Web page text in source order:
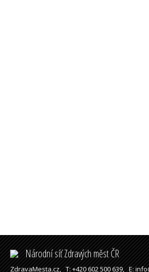
Národní síť Zdravých měst ČR
ZdravaMesta.cz,T: +420 602 500 639,E: